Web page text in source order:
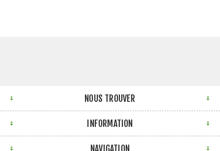
NOUS TROUVER
INFORMATION
NAVIGATION